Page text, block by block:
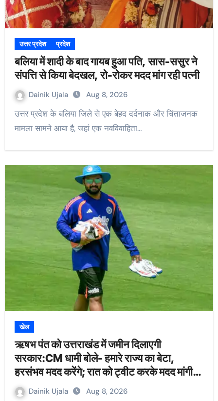
उत्तर प्रदेश प्रदेश
बलिया में शादी के बाद गायब हुआ पति, सास-ससुर ने
संपत्ति से किया बेदखल, रो-रोकर मदद मांग रही पत्नी
Dainik Ujala Aug 8, 2026
उत्तर प्रदेश के बलिया जिले से एक बेहद दर्दनाक और चिंताजनक
मामला सामने आया है, जहां एक नवविवाहिता…
खेल
ऋषभ पंत को उत्तराखंड में जमीन दिलाएगी
सरकार:CM धामी बोले- हमारे राज्य का बेटा,
हरसंभव मदद करेंगे; रात को ट्वीट करके मदद मांगी
थी Dainik Ujala Aug 8, 2026